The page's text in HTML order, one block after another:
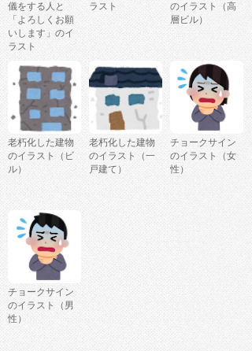
儀をする人と
「よろしくお願
いします」のイ
ラスト
ラスト
のイラスト（高
層ビル）
老朽化した建物
のイラスト（ビ
ル）
老朽化した建物
のイラスト（一
戸建て）
チョークサイン
のイラスト（女
性）
チョークサイン
のイラスト（男
性）